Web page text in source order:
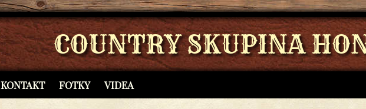
COUNTRY SKUPINA
KONTAKT FOTKY VIDEA